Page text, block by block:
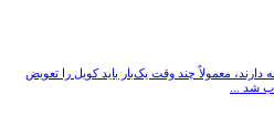
دارند، معمولاً چند وقت یک‌بار باید کویل را تعویض
شد ...